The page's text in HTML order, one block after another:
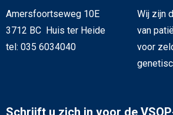
Amersfoortseweg 10E
3712 BC Huis ter Heide
tel: 035 6034040
Wij zijn
van
voor
Schrijft u zich in voor de